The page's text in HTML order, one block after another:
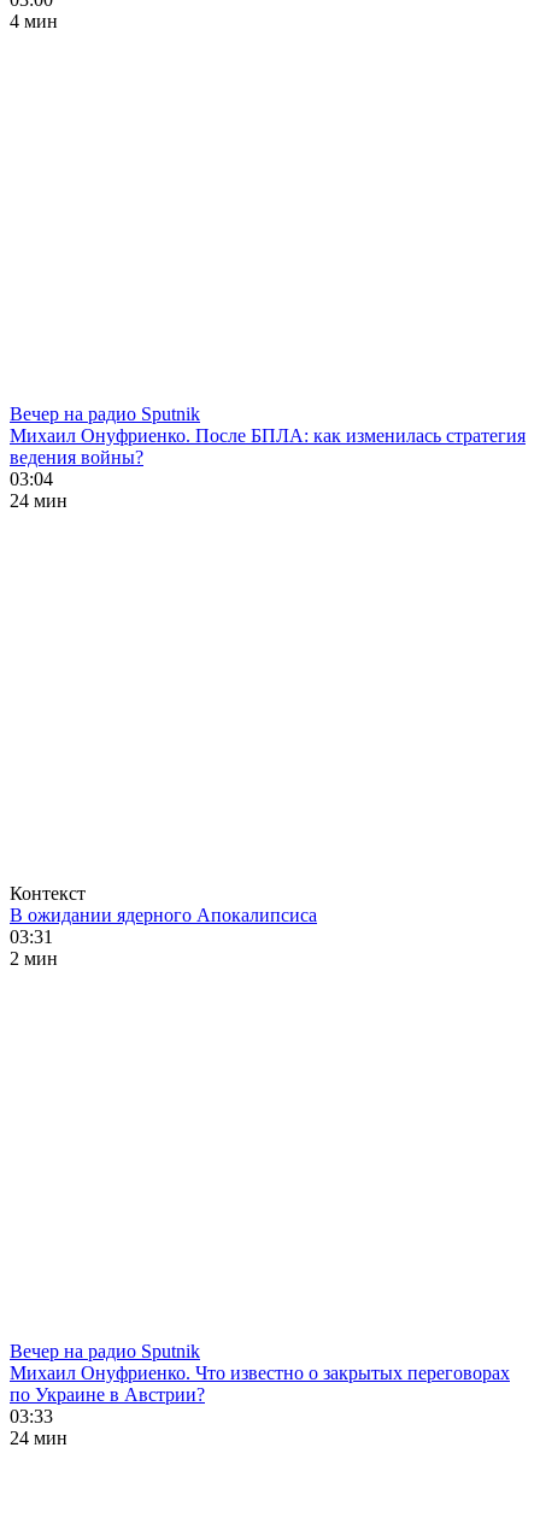
4 мин
Вечер на радио Sputnik
Михаил Онуфриенко. После БПЛА: как изменилась стратегия
ведения войны?
03:04
24 мин
Контекст
В ожидании ядерного Апокалипсиса
03:31
2 мин
Вечер на радио Sputnik
Михаил Онуфриенко. Что известно о закрытых переговорах
по Украине в Австрии?
03:33
24 мин